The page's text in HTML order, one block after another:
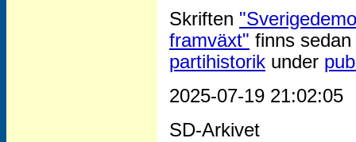
Skriften
framväxt" finns
partihistorik under
2025-07-19 21:02:05
SD-Arkivet